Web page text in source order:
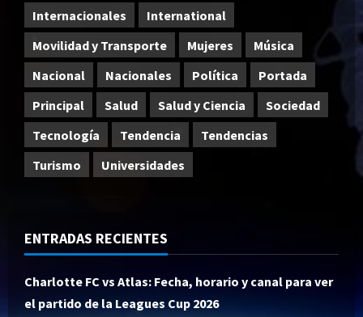
Internacionales
International
Movilidad y Transporte
Mujeres
Música
Nacional
Nacionales Política
Portada
Principal
Salud Salud y Ciencia
Sociedad
Tecnología
Tendencia
Tendencias
Turismo
Universidades
ENTRADAS RECIENTES
Charlotte FC vs Atlas: Fecha, horario y canal para ver
el partido de la Leagues Cup 2026